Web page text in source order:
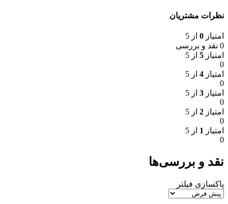
نظرات مشتریان
امتیاز 0 از 5
0 نقد و بررسی
امتیاز 5 از 5
0
امتیاز 4 از 5
0
امتیاز 3 از 5
0
امتیاز 2 از 5
0
امتیاز 1 از 5
0
نقد و بررسی‌ها
پاکسازی فیلتر